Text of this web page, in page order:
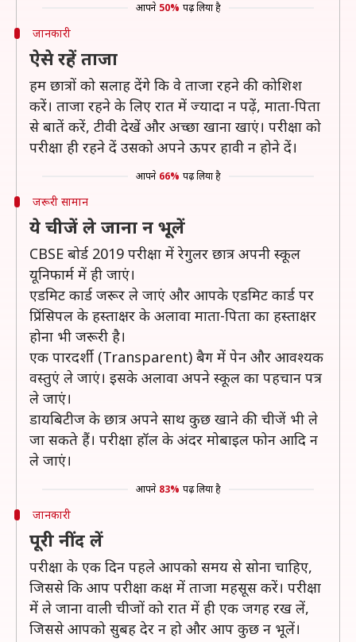
आपने 50% पढ़ लिया है
जानकारी
ऐसे रहें ताजा
हम छात्रों को सलाह देंगे कि वे ताजा रहने की कोशिश
करें। ताजा रहने के लिए रात में ज्यादा न पढ़ें, माता-पिता
से बातें करें, टीवी देखें और अच्छा खाना खाएं। परीक्षा को
परीक्षा ही रहने दें उसको अपने ऊपर हावी न होने दें।
आपने 66% पढ़ लिया है
जरूरी सामान
ये चीजें ले जाना न भूलें
CBSE बोर्ड 2019 परीक्षा में रेगुलर छात्र अपनी स्कूल
यूनिफार्म में ही जाएं।
एडमिट कार्ड जरूर ले जाएं और आपके एडमिट कार्ड पर
प्रिंसिपल के हस्ताक्षर के अलावा माता-पिता का हस्ताक्षर
होना भी जरूरी है।
एक पारदर्शी (Transparent) बैग में पेन और आवश्यक
वस्तुएं ले जाएं। इसके अलावा अपने स्कूल का पहचान पत्र
ले जाएं।
डायबिटीज के छात्र अपने साथ कुछ खाने की चीजें भी ले
जा सकते हैं। परीक्षा हॉल के अंदर मोबाइल फोन आदि न
ले जाएं।
आपने 83% पढ़ लिया है
जानकारी
पूरी नींद लें
परीक्षा के एक दिन पहले आपको समय से सोना चाहिए,
जिससे कि आप परीक्षा कक्ष में ताजा महसूस करें। परीक्षा
में ले जाना वाली चीजों को रात में ही एक जगह रख लें,
जिससे आपको सुबह देर न हो और आप कुछ न भूलें।